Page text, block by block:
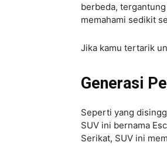
berbeda,
memahami sedikit
Jika kamu tertarik
Generasi
Seperti yang
SUV ini bernama
Serikat, SUV ini